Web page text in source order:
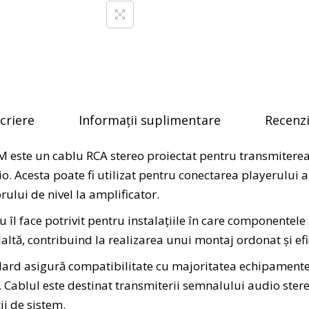
Informații suplimentare
este un cablu RCA stereo proiectat pentru
Acesta poate fi utilizat pentru conectarea playerului
de nivel la amplificator.
îl face potrivit pentru instalațiile în care
contribuind la realizarea unui montaj ordonat și
asigură compatibilitate cu majoritatea
este destinat transmiterii semnalului audio
de sistem.